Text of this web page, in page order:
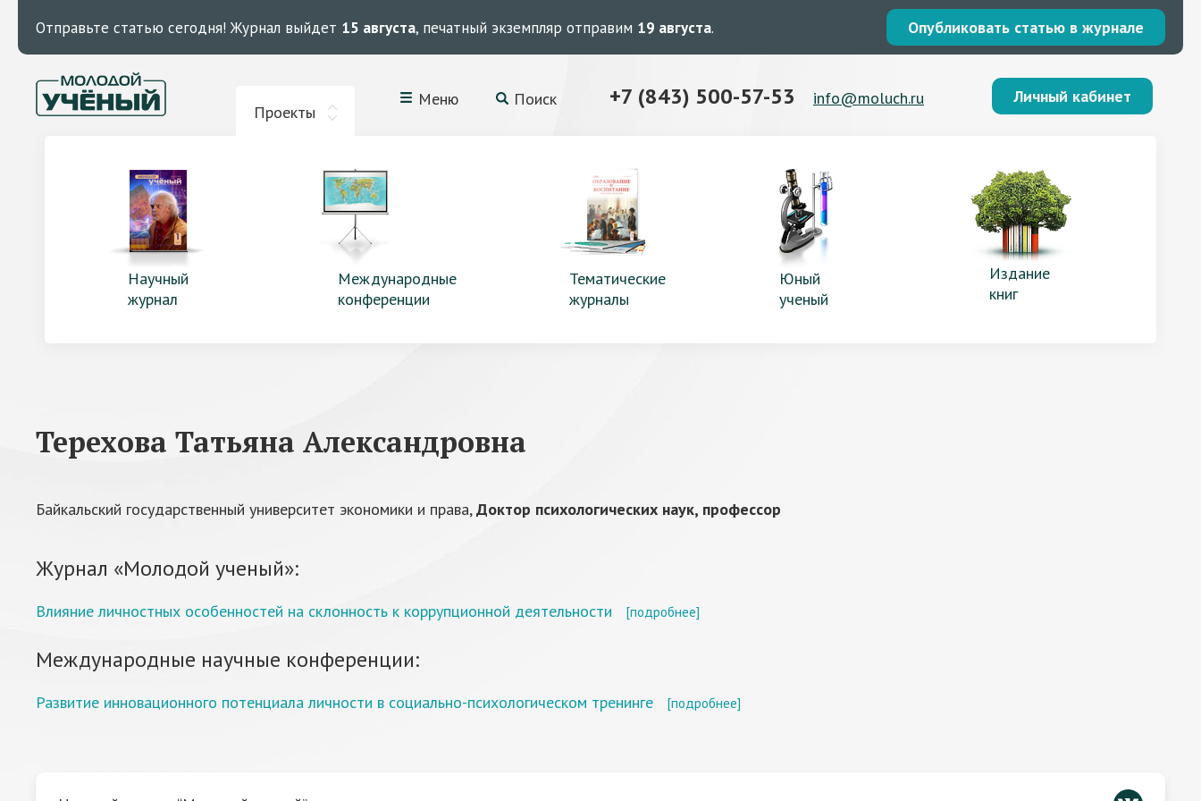
Отправьте статью сегодня! Журнал выйдет 15 августа, печатный экземпляр отправим 19 августа. Опубликовать статью в журнале
Проекты
Меню Поиск +7 (843) 500-57-53 info@moluch.ru Личный кабинет
Научный
журнал
Международные
конференции
Тематические
журналы
Юный
ученый
Издание
книг
Терехова Татьяна Александровна
Байкальский государственный университет экономики и права,Доктор психологических наук, профессор
Журнал «Молодой ученый»:
Влияние личностных особенностей на склонность к коррупционной деятельности [подробнее]
Международные научные конференции:
Развитие инновационного потенциала личности в социально-психологическом тренинге [подробнее]